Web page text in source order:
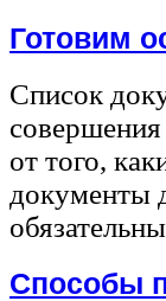
Готовим
Список
от того,
документы
Способы